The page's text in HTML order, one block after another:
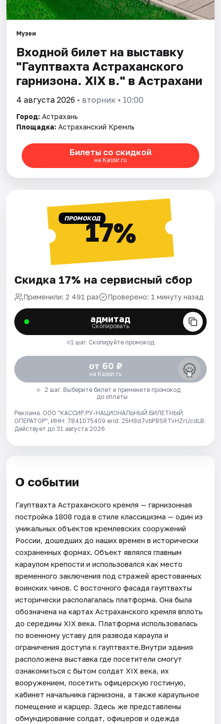
Музеи
Входной билет на выставку
"Гауптвахта Астраханского
гарнизона. XIX в." в Астрахани
4 августа 2026 • вторник • 10:00
Город: Астрахань
Площадка: Астраханский Кремль
Билеты со скидкой
на Kassir.ru
ПРОМОКОД17%
Скидка 17% на сервисный сбор
Применили: 2 491 раз Проверено: 1 минуту назад
адмитад
Скопировать
1 шаг. Скопируйте промокод
от 60 ₽
на Kassir.ru
2 шаг. Выберите билет и примените промокод
до оплаты
Реклама. ООО "КАССИР.РУ-НАЦИОНАЛЬНЫЙ БИЛЕТНЫЙ
ОПЕРАТОР", ИНН: 7841075409 erid: 25H8d7vbP8SRTvHZrUcdLB.
Действует до 31 августа 2026
О событии
Гауптвахта Астраханского кремля — гарнизонная
постройка 1808 года в стиле классицизма — один из
уникальных объектов кремлевских сооружений
России, дошедших до наших времен в исторически
сохраненных формах. Объект являлся главным
караулом крепости и использовался как место
временного заключения под стражей арестованных
воинских чинов. С восточного фасада гауптвахты
исторически располагалась платформа. Она была
обозначена на картах Астраханского кремля вплоть
до середины XIX века. Платформа использовалась
по военному уставу для развода караула и
ограничения доступа к гауптвахте.Внутри здания
расположена выставка где посетители смогут
ознакомиться с бытом солдат XIX века, их
вооружением, посетить офицерскую гостиную,
кабинет начальника гарнизона, а также караульное
помещение и карцер. Здесь же представлены
обмундирование солдат, офицеров и одежда